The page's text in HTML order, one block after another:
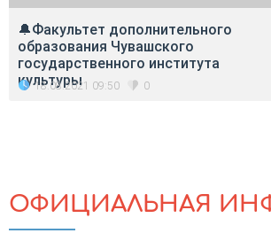
🔔Факультет дополнительного
образования Чувашского
государственного института
культуры
18.08.2021 09:50 0
ОФИЦИАЛЬНАЯ